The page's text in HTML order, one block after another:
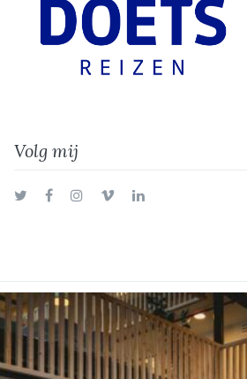
Volg mij
TwitterFacebookInstagram
VimeoLinkedIn